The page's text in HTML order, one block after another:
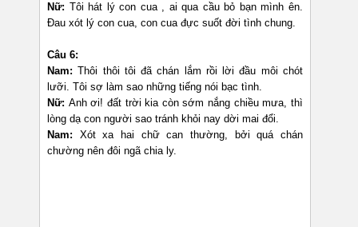
Nữ: Tôi hát lý con cua , ai qua cầu bỏ bạn mình ên.
Đau xót lý con cua, con cua đực suốt đời tình chung.
Câu 6:
Nam: Thôi thôi tôi đã chán lắm rồi lời đầu môi chót
lưỡi. Tôi sợ làm sao những tiếng nói bạc tình.
Nữ: Anh ơi! đất trời kia còn sớm nắng chiều mưa, thì
lòng dạ con người sao tránh khỏi nay dời mai đổi.
Nam: Xót xa hai chữ can thường, bởi quá chán
chường nên đôi ngã chia ly.